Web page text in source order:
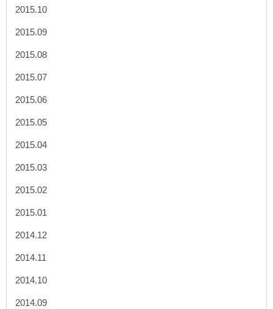
2015.10
2015.09
2015.08
2015.07
2015.06
2015.05
2015.04
2015.03
2015.02
2015.01
2014.12
2014.11
2014.10
2014.09